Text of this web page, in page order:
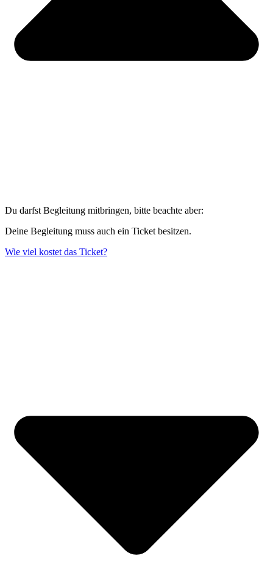
Du darfst Begleitung mitbringen, bitte beachte aber:
Deine Begleitung muss auch ein Ticket besitzen.
Wie viel kostet das Ticket?